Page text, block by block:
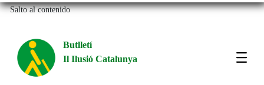
Salto al contenido
Butlletí
Il Ilusió Catalunya